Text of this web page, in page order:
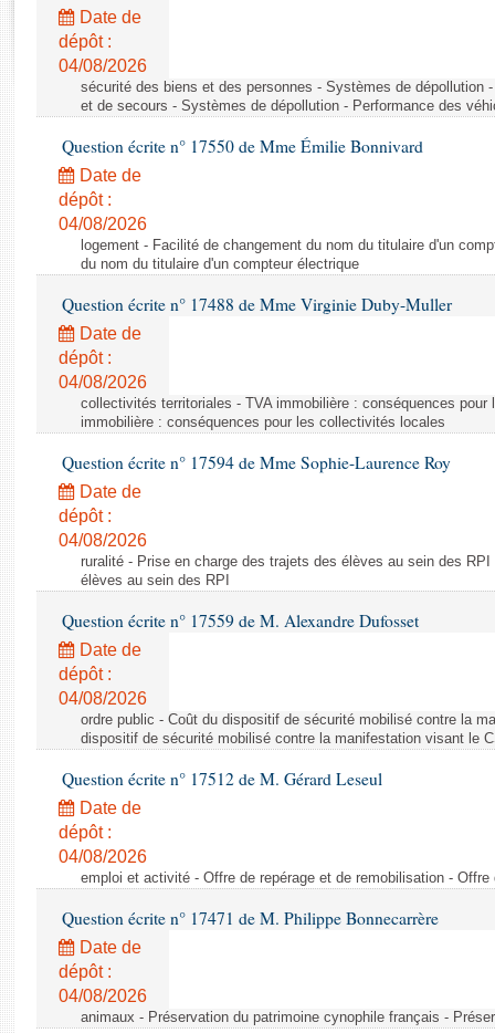
Rapports législatifs
Rapports sur l'application des lois
Baromètre de l’application des lois
Dossiers législatifs
Budget et sécurité sociale
Questions écrites et orales
Comptes rendus des débats
Date de
dépôt :
04/08/2026
sécurité des biens et des personnes - Systèmes de dépollution
et de secours - Systèmes de dépollution - Performance des
Question écrite n° 17550 de Mme Émilie Bonnivard
Date de
dépôt :
04/08/2026
logement - Facilité de changement du nom du titulaire d'un
du nom du titulaire d'un compteur électrique
Question écrite n° 17488 de Mme Virginie Duby-Muller
Date de
dépôt :
04/08/2026
collectivités territoriales - TVA immobilière : conséquences
immobilière : conséquences pour les collectivités locales
Question écrite n° 17594 de Mme Sophie-Laurence Roy
Date de
dépôt :
04/08/2026
ruralité - Prise en charge des trajets des élèves au sein des
élèves au sein des RPI
Question écrite n° 17559 de M. Alexandre Dufosset
Date de
dépôt :
04/08/2026
ordre public - Coût du dispositif de sécurité mobilisé contre la
dispositif de sécurité mobilisé contre la manifestation visant le
Question écrite n° 17512 de M. Gérard Leseul
Date de
dépôt :
04/08/2026
emploi et activité - Offre de repérage et de remobilisation -
Question écrite n° 17471 de M. Philippe Bonnecarrère
Date de
dépôt :
04/08/2026
animaux - Préservation du patrimoine cynophile français -